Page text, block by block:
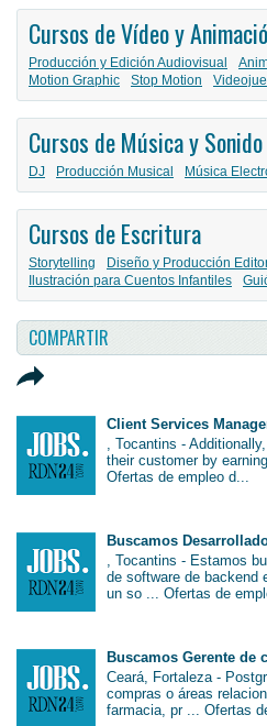
Cursos de Vídeo y
Producción y Edición Audiovisual
Motion Graphic
Stop Motion
Cursos de Música y Sonido
DJ Producción Musical Música
Cursos de Escritura
Storytelling Diseño y Producción
Ilustración para Cuentos Infantiles
COMPARTIR
Client Services
, Tocantins -
their customer by
Ofertas de empleo d...
Buscamos
, Tocantins - Estamos
de software de backend
un so ... Ofertas de
Buscamos Gerente de
Ceará, Fortaleza -
compras o áreas
farmacia, pr ... Ofertas